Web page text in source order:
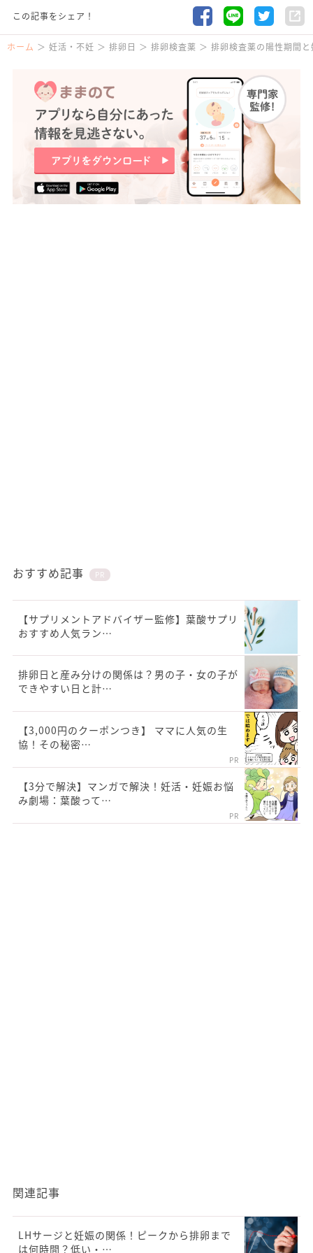
この記事をシェア！
ホーム 妊活・不妊 排卵日 排卵検査薬 排卵検査薬の陽性期間
おすすめ記事 PR
【サプリメントアドバイザー監修】葉酸サプリ
おすすめ人気ラン…
排卵日と産み分けの関係は？男の子・女の子が
できやすい日と計…
【3,000円のクーポンつき】 ママに人気の生
協！その秘密…
PR
【3分で解決】マンガで解決！妊活・妊娠お悩
み劇場：葉酸って…
PR
関連記事
LHサージと妊娠の関係！ピークから排卵まで
は何時間？低い・…